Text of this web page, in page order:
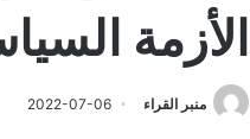
الأزمة
منبر القراء 2022-07-06